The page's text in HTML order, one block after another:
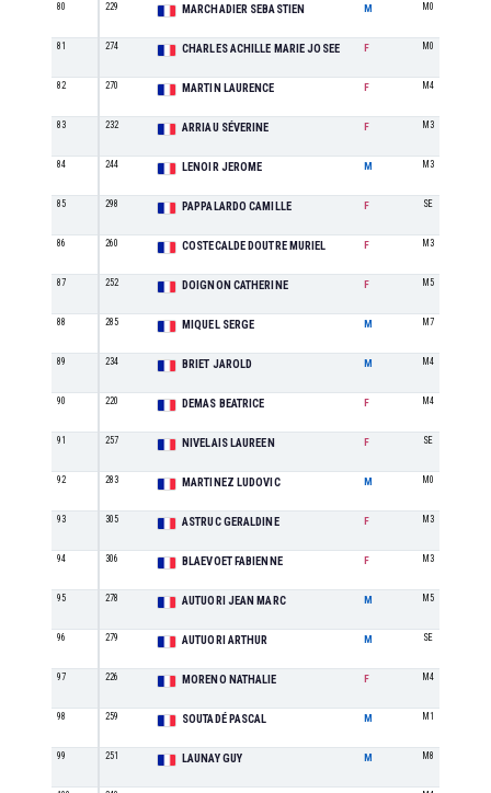
80 229 MARCHADIER SEBASTIEN M M0
81 274 CHARLES ACHILLE MARIE JOSEE F M0
82 270 MARTIN LAURENCE F M4
83 232 ARRIAU SÉVERINE F M3
84 244 LENOIR JEROME M M3
85 298 PAPPALARDO CAMILLE F SE
86 260 COSTECALDE DOUTRE MURIEL F M3
87 252 DOIGNON CATHERINE F M5
88 285 MIQUEL SERGE M M7
89 234 BRIET JAROLD M M4
90 220 DEMAS BEATRICE F M4
91 257 NIVELAIS LAUREEN F SE
92 283 MARTINEZ LUDOVIC M M0
93 305 ASTRUC GERALDINE F M3
94 306 BLAEVOET FABIENNE F M3
95 278 AUTUORI JEAN MARC M M5
96 279 AUTUORI ARTHUR M SE
97 226 MORENO NATHALIE F M4
98 259 SOUTADÉ PASCAL M M1
99 251 LAUNAY GUY M M8